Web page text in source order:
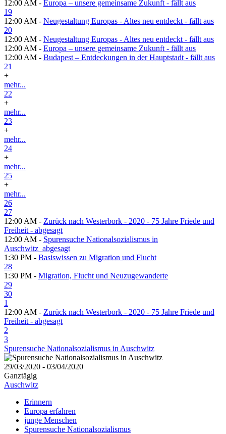
12:00 AM - Europa – unsere gemeinsame Zukunft - fällt aus
19
12:00 AM - Neugestaltung Europas - Altes neu entdeckt - fällt aus
20
12:00 AM - Neugestaltung Europas - Altes neu entdeckt - fällt aus
12:00 AM - Europa – unsere gemeinsame Zukunft - fällt aus
12:00 AM - Budapest – Entdeckungen in der Hauptstadt - fällt aus
21
+
mehr...
22
+
mehr...
23
+
mehr...
24
+
mehr...
25
+
mehr...
26
27
12:00 AM - Zurück nach Westerbork - 2020 - 75 Jahre Friede und
Freiheit - abgesagt
12:00 AM - Spurensuche Nationalsozialismus in
Auschwitz_abgesagt
1:30 PM - Basiswissen zu Migration und Flucht
28
1:30 PM - Migration, Flucht und Neuzugewanderte
29
30
1
12:00 AM - Zurück nach Westerbork - 2020 - 75 Jahre Friede und
Freiheit - abgesagt
2
3
Spurensuche Nationalsozialismus in Auschwitz
29/03/2020 - 03/04/2020
Ganztägig
Auschwitz
Erinnern
Europa erfahren
junge Menschen
Spurensuche Nationalsozialismus